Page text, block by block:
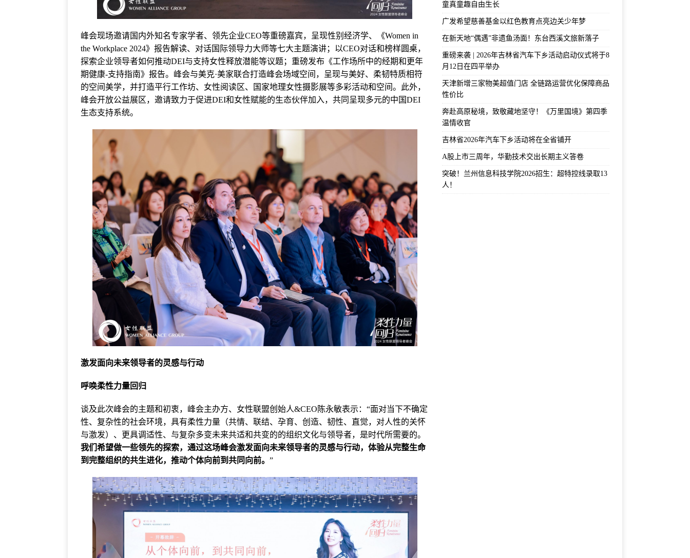
峰会现场邀请国内外知名专家学者、领先企业CEO等重磅嘉宾，呈现性别经济学、《Women in
the Workplace 2024》报告解读、对话国际领导力大师等七大主题演讲；以CEO对话和榜样圆桌，
探索企业领导者如何推动DEI与支持女性释放潜能等议题；重磅发布《工作场所中的经期和更年
期健康-支持指南》报告。峰会与美克·美家联合打造峰会场域空间，呈现与美好、柔韧特质相符
的空间美学，并打造平行工作坊、女性阅读区、国家地理女性摄影展等多彩活动和空间。此外，
峰会开放公益展区，邀请致力于促进DEI和女性赋能的生态伙伴加入，共同呈现多元的中国DEI
生态支持系统。
激发面向未来领导者的灵感与行动
呼唤柔性力量回归
谈及此次峰会的主题和初衷，峰会主办方、女性联盟创始人&CEO陈永敏表示：“面对当下不确定
性、复杂性的社会环境，具有柔性力量（共情、联结、孕育、创造、韧性、直觉，对人性的关怀
与激发）、更具调适性、与复杂多变未来共适和共变的的组织文化与领导者，是时代所需要的。
我们希望做一些领先的探索，通过这场峰会激发面向未来领导者的灵感与行动，体验从完整生命
到完整组织的共生进化，推动个体向前到共同向前。 ”
童真童趣自由生长
广发希望慈善基金以红色教育点亮边关少年梦
在新天地“偶遇”非遗鱼汤面！东台西溪文旅新落子
重磅来袭 | 2026年吉林省汽车下乡活动启动仪式将于8
月12日在四平举办
天津新增三家物美超值门店 全链路运营优化保障商品
性价比
奔赴高原秘境，致敬藏地坚守！《万里国境》第四季
温情收官
吉林省2026年汽车下乡活动将在全省铺开
A股上市三周年，华勤技术交出长期主义答卷
突破！兰州信息科技学院2026招生：超特控线录取13
人！